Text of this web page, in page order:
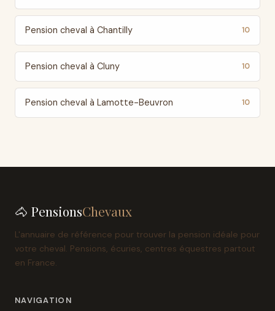
Pension cheval à Chantilly 10
Pension cheval à Cluny 10
Pension cheval à Lamotte-Beuvron 10
🐴 PensionsChevaux
L'annuaire de référence pour trouver la pension idéale pour
votre cheval. Pensions, écuries, centres équestres partout
en France.
NAVIGATION